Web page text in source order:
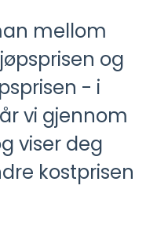
mellom
og
- i
vi gjennom
viser deg
kostprisen